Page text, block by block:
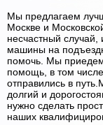
Мы предлагаем
Москве и
несчастный случай,
машины на
помочь. Мы
помощь, в том
отправились в
долгий и
нужно сделать
наших